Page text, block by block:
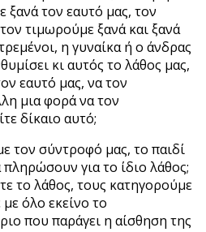
τον εαυτό μας, τον
τιμωρούμε ξανά και ξανά
η γυναίκα ή ο άνδρας
κι αυτός το λάθος μας,
εαυτό μας, να τον
μια φορά να τον
δίκαιο αυτό;
τον σύντροφό μας, το παιδί
για το ίδιο λάθος;
το λάθος, τους κατηγορούμε
όλο εκείνο το
που παράγει η αίσθηση της